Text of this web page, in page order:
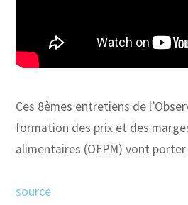
Ces 8èmes entretiens de
formation des prix et des
alimentaires (OFPM) vont
source